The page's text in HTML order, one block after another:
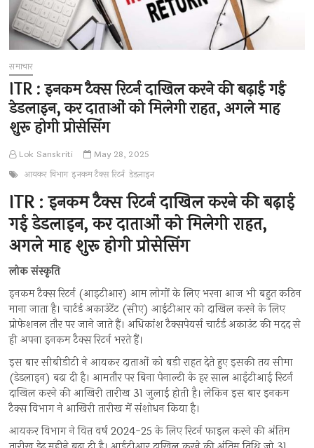
समाचार
ITR : इनकम टैक्स रिटर्न दाखिल करने की बढ़ाई गई
डेडलाइन, कर दाताओं को मिलेगी राहत, अगले माह
शुरू होगी प्रोसेसिंग
Lok Sanskriti
May 28, 2025
आयकर विभाग इनकम टैक्स रिटर्न डेडलाइन
ITR : इनकम टैक्स रिटर्न दाखिल करने की बढ़ाई
गई डेडलाइन, कर दाताओं को मिलेगी राहत,
अगले माह शुरू होगी प्रोसेसिंग
लोक संस्कृति
इनकम टैक्स रिटर्न (आइटीआर) आम लोगों के लिए भरना आज भी बहुत कठिन
माना जाता है। चार्टर्ड अकाउंटेंट (सीए) आईटीआर को दाखिल करने के लिए
प्रोफेशनल तौर पर जाने जाते हैं। अधिकांश टैक्सपेयर्स चार्टर्ड अकाउंट की मदद से
ही अपना इनकम टैक्स रिटर्न भरते हैं।
इस बार सीबीडीटी ने आयकर दाताओं को बड़ी राहत देते हुए इसकी तय सीमा
(डेडलाइन) बढ़ा दी है। आमतौर पर बिना पेनाल्टी के हर साल आईटीआई रिटर्न
दाखिल करने की आखिरी तारीख 31 जुलाई होती है। लेकिन इस बार इनकम
टैक्स विभाग ने आखिरी तारीख में संशोधन किया है।
आयकर विभाग ने वित्त वर्ष 2024-25 के लिए रिटर्न फाइल करने की अंतिम